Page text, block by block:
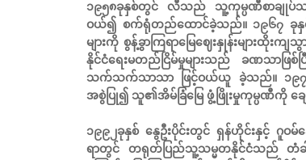
၁၉၅၈ခုနှစ်တွင် လီသည် သူ့ကုမ္ပဏီစာချုပ်
ဝယ်၍ စက်ရုံတည်ထောင်ခဲ့သည်။ ၁၉၆၇ ခုနှစ်
များကို စွန့်ခွာကြရာမြေဈေးနှုန်းများထိုး
နိုင်ငံရေးမတည်ငြိမ်မှုများသည် ခဏသာဖြစ်ပ
သက်သက်သာသာ ဖြင့်ဝယ်ယူ ခဲ့သည်။ ၁၉၇၁
အစွဲပြု၍ သူ၏အိမ်ခြံမြေ ဖွံ့ဖြိုးမှုကုမ္ပဏီကို
၁၉၉၂ခုနှစ် နွေဦးပိုင်းတွင် ရှန်ဟိုင်းနှင့် ဂူဝမ်
ရာတွင် တရုတ်ပြည်သူ့သမ္မတနိုင်ငံသည် တံခါးဖွ